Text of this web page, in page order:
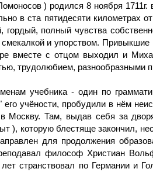
) родился 8 ноября 1711г.
в ста пятидесяти
полный чувства
и упорством.
вместе с отцом выходил и
трудолюбием, разнообразными
учебника - один по
учёно­сти, пробудили в нём
Там, выдав себя за
), которую блестяще закончил,
для продолжения
философ Xристиан
лет странствовал по Германии